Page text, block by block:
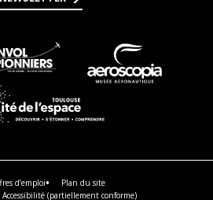
d’emploi
Plan du site
Accessibilité (partiellement conforme)